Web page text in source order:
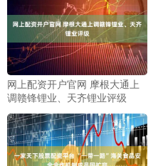
网上配资开户官网 摩根大通上
调赣锋锂业、天齐锂业评级